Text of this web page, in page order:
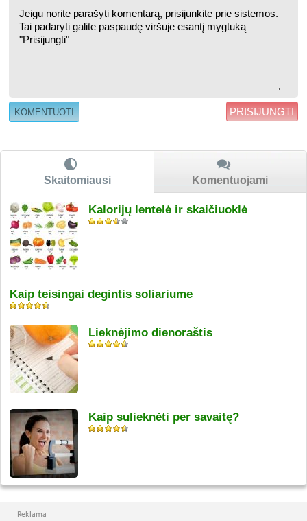
PRISIJUNGTI
Skaitomiausi Komentuojami
Kalorijų lentelė ir skaičiuoklė
Kaip teisingai degintis soliariume
Lieknėjimo dienoraštis
Kaip sulieknėti per savaitę?
Reklama